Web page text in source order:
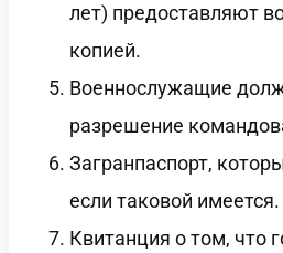
лет) предоставляют
копией.
Военнослужащие
разрешение
Загранпаспорт,
если таковой имеется.
Квитанция о том, что